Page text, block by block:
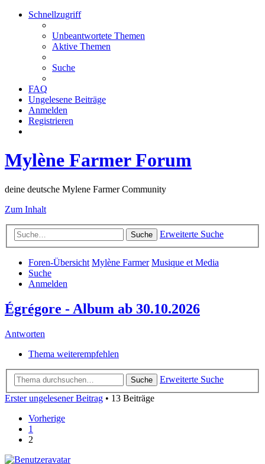
Schnellzugriff
Unbeantwortete Themen
Aktive Themen
Suche
FAQ
Ungelesene Beiträge
Anmelden
Registrieren
Mylène Farmer Forum
deine deutsche Mylene Farmer Community
Zum Inhalt
Suche Erweiterte Suche
Foren-Übersicht Mylène Farmer Musique et Media
Suche
Anmelden
Égrégore - Album ab 30.10.2026
Antworten
Thema weiterempfehlen
Suche
Erweiterte Suche
Erster ungelesener Beitrag • 13 Beiträge
Vorherige
1
2